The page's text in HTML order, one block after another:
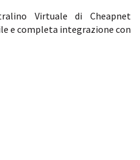
Virtuale di Cheapnet
e completa integrazione con